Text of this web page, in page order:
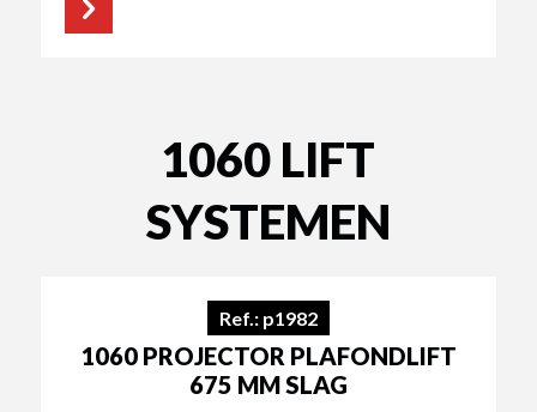
1060 LIFT
SYSTEMEN
Ref.: p1982
1060 PROJECTOR PLAFONDLIFT
675 MM SLAG